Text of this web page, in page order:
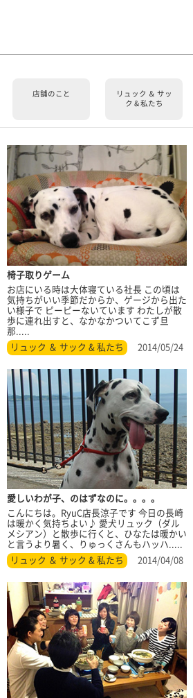
店舗のこと
リュック ＆ サッ
ク & 私たち
椅子取りゲーム
お店にいる時は大体寝ている社長 この頃は
気持ちがいい季節だからか、ゲージから出た
い様子で ピーピーないています わたしが散
歩に連れ出すと、なかなかついてこず旦
那.....
リュック ＆ サック & 私たち
2014/05/24
愛しいわが子、のはずなのに。。。。
こんにちは。RyuC店長涼子です 今日の長崎
は暖かく気持ちよい♪ 愛犬リュック（ダル
メシアン）と散歩に行くと、ひなたは暖かい
と言うより暑く、りゅっくさんもハッハ.....
リュック ＆ サック & 私たち
2014/04/08